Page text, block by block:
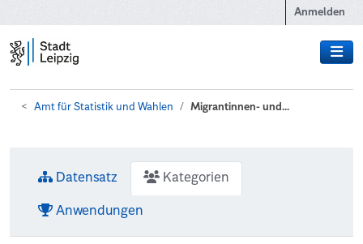
Anmelden
Amt für Statistik und Wahlen Migrantinnen- und...
Datensatz Kategorien
Anwendungen